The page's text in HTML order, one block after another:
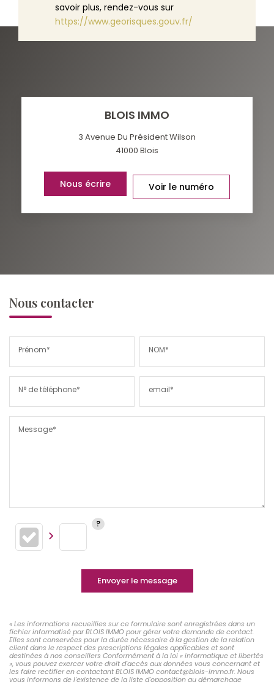
savoir plus, rendez-vous sur
https://www.georisques.gouv.fr/
BLOIS IMMO
3 Avenue Du Président Wilson
41000 Blois
Nous écrire Voir le numéro
Nous contacter
Prénom* NOM*
N° de téléphone* email*
Message*
Envoyer le message
« Les informations recueillies sur ce formulaire sont enregistrées dans un
fichier informatisé par BLOIS IMMO pour gérer votre demande de contact.
Elles sont conservées pour la durée nécessaire à la gestion de la relation
client dans le respect des prescriptions légales applicables et sont
destinées à nos conseillers Conformément à la loi « informatique et libertés
», vous pouvez exercer votre droit d'accès aux données vous concernant et
les faire rectifier en contactant BLOIS IMMO contact@blois-immo.fr. Nous
vous informons de l'existence de la liste d'opposition au démarchage